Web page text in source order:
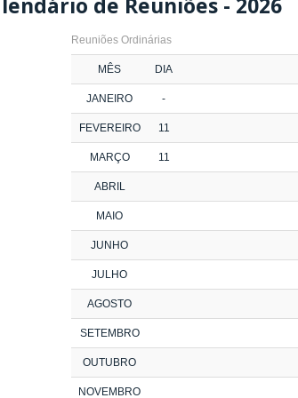
Reuniões Ordinárias
MÊS DIA
JANEIRO -
FEVEREIRO 11
MARÇO 11
ABRIL
MAIO
JUNHO
JULHO
AGOSTO
SETEMBRO
OUTUBRO
NOVEMBRO